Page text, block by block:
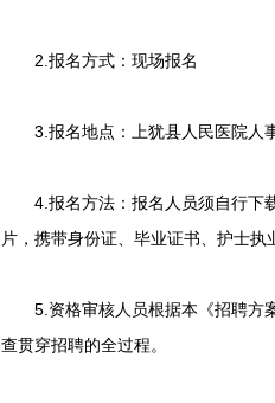
2.报名方式：现场报名
3.报名地点：上犹县人民医院人
4.报名方法：报名人员须自行下载
片，携带身份证、毕业证书、护士
5.资格审核人员根据本《招聘方案
查贯穿招聘的全过程。